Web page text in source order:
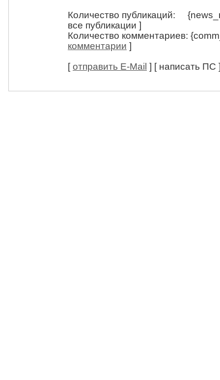
Количество публикаций:
все публикации ]
Количество комментариев:
комментарии ]
[отправить E-Mail ] [ написать ПС